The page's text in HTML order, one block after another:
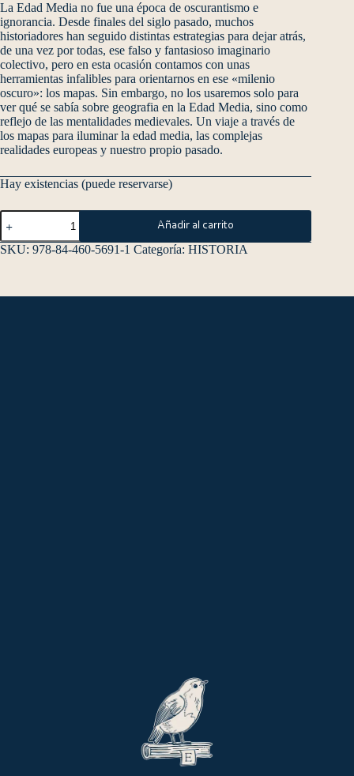
La Edad Media no fue una época de oscurantismo e
ignorancia. Desde finales del siglo pasado, muchos
historiadores han seguido distintas estrategias para dejar atrás,
de una vez por todas, ese falso y fantasioso imaginario
colectivo, pero en esta ocasión contamos con unas
herramientas infalibles para orientarnos en ese «milenio
oscuro»: los mapas. Sin embargo, no los usaremos solo para
ver qué se sabía sobre geografia en la Edad Media, sino como
reflejo de las mentalidades medievales. Un viaje a través de
los mapas para iluminar la edad media, las complejas
realidades europeas y nuestro propio pasado.
Hay existencias (puede reservarse)
Añadir al carrito
SKU: 978-84-460-5691-1 Categoría: HISTORIA